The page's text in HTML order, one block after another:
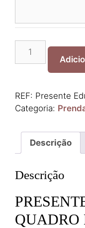
Quantidade
Presente
Quadro
Nomes
REF: Presente
Categoria:
Descrição
Descrição
QUADRO